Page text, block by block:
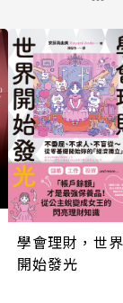
學會理財，世界
開始發光